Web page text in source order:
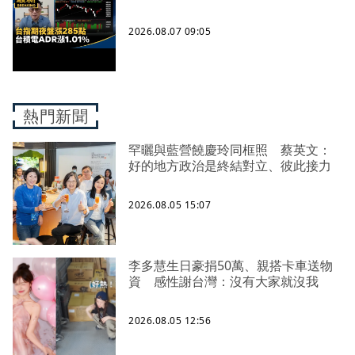
2026.08.07 09:05
熱門新聞
罕曬與藍營饒慶玲同框照 蔡英文：
好的地方政治是終結對立、彼此接力
2026.08.05 15:07
李多慧生日豪捐50萬、親搭卡車送物
資 感性謝台灣：沒有大家就沒我
2026.08.05 12:56